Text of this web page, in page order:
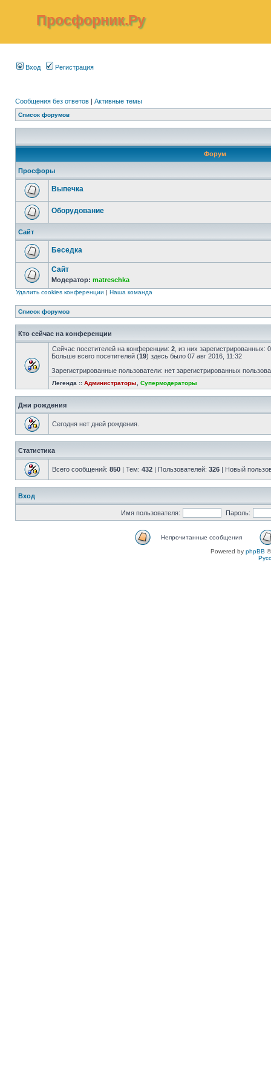
Просфорник.Ру
Вход Регистрация
Сообщения без ответов | Активные темы
Список форумов
Форум
Просфоры
Выпечка
Оборудование
Сайт
Беседка
Сайт
Модератор: matreschka
Удалить cookies конференции | Наша команда
Список форумов
Кто сейчас на конференции
Сейчас посетителей на конференции: 2 , из них
Больше всего посетителей (19) здесь было 07 авг 2016, 11:32
Зарегистрированные пользователи: нет зарегистрированных
Легенда :: Администраторы Супермодераторы
Дни рождения
Сегодня нет дней рождения.
Статистика
Всего сообщений: 850 | Тем: 432 | Пользователей: 326 | Новый
Вход
Имя пользователя: Пароль:
Непрочитанные сообщения
Powered by phpBB